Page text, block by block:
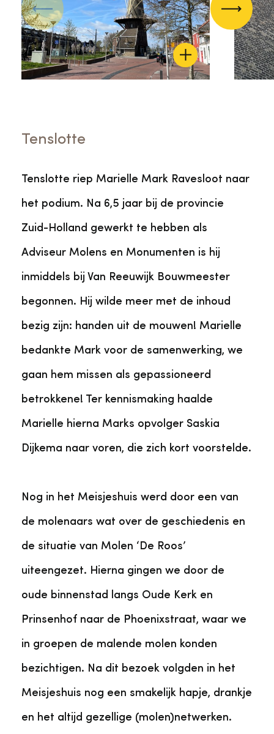
Vorige
Tenslotte
Tenslotte riep Marielle Mark Ravesloot naar
het podium. Na 6,5 jaar bij de provincie
Zuid-Holland gewerkt te hebben als
Adviseur Molens en Monumenten is hij
inmiddels bij Van Reeuwijk Bouwmeester
begonnen. Hij wilde meer met de inhoud
bezig zijn: handen uit de mouwen! Marielle
bedankte Mark voor de samenwerking, we
gaan hem missen als gepassioneerd
betrokkene! Ter kennismaking haalde
Marielle hierna Marks opvolger Saskia
Dijkema naar voren, die zich kort voorstelde.
Nog in het Meisjeshuis werd door een van
de molenaars wat over de geschiedenis en
de situatie van Molen ‘De Roos’
uiteengezet. Hierna gingen we door de
oude binnenstad langs Oude Kerk en
Prinsenhof naar de Phoenixstraat, waar we
in groepen de malende molen konden
bezichtigen. Na dit bezoek volgden in het
Meisjeshuis nog een smakelijk hapje, drankje
en het altijd gezellige (molen)netwerken.